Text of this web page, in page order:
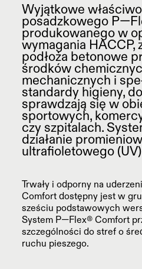
Wyjątkowe
posadzkowego
produkowanego w
wymagania HACCP,
podłoża betonowe
środków
mechanicznych i
standardy higieny,
sprawdzają się w
sportowych,
czy szpitalach.
działanie
ultrafioletowego (UV)
Trwały i odporny na
Comfort dostępny jest w
sześciu podstawowych
System P—Flex® Comfort
szczególności do stref o
ruchu pieszego.